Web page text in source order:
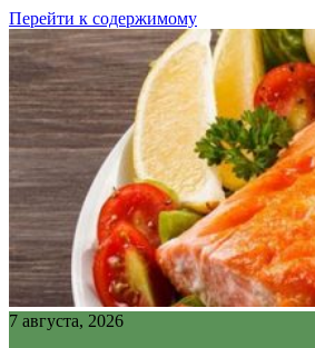
Перейти к содержимому
7 августа, 2026